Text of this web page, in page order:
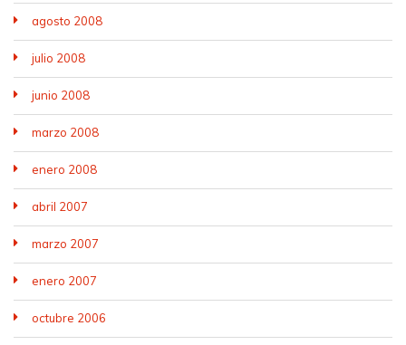
agosto 2008
julio 2008
junio 2008
marzo 2008
enero 2008
abril 2007
marzo 2007
enero 2007
octubre 2006